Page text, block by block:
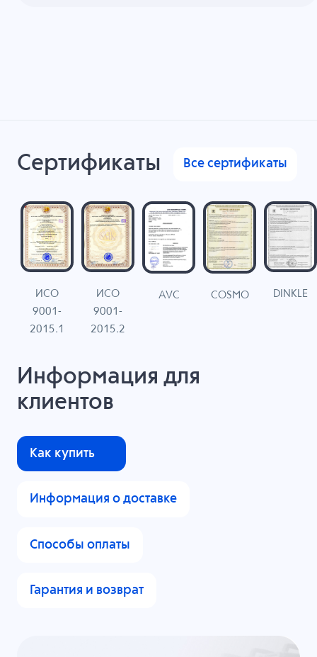
Сертификаты Все сертификаты
ИСО
9001-
2015.1
ИСО
9001-
2015.2
AVC COSMO DINKLE
Информация для
клиентов
Как купить
Информация о доставке
Способы оплаты
Гарантия и возврат